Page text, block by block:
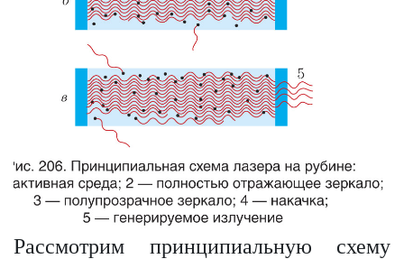
Рассмотрим принципиальную схему